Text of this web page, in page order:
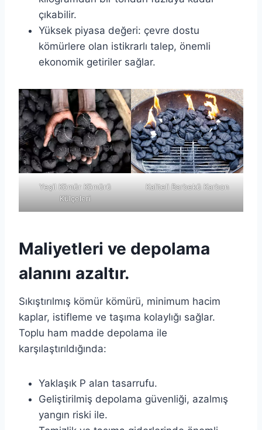
çıkabilir.
Yüksek piyasa değeri: çevre dostu
kömürlere olan istikrarlı talep, önemli
ekonomik getiriler sağlar.
Yeşil Kömür Kömürü
Külçeleri
Kaliteli Barbekü Karbon
Maliyetleri ve depolama
alanını azaltır.
Sıkıştırılmış kömür kömürü, minimum hacim
kaplar, istifleme ve taşıma kolaylığı sağlar.
Toplu ham madde depolama ile
karşılaştırıldığında:
Yaklaşık P alan tasarrufu.
Geliştirilmiş depolama güvenliği, azalmış
yangın riski ile.